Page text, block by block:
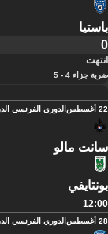
باستيا
0
انتهت
ضربة جزاء 4 - 5
22 أغسطس الدوري الفرنسي
سانت مالو
بونتايفي
12:00
28 أغسطس الدوري الفرنسي